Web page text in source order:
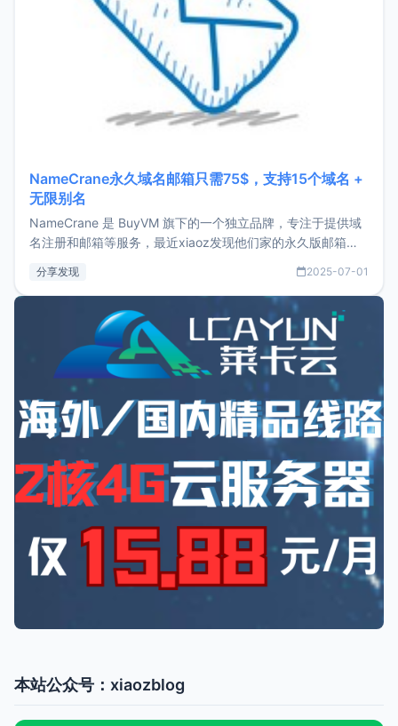
NameCrane永久域名邮箱只需75$，支持15个域名 +
无限别名
NameCrane 是 BuyVM 旗下的一个独立品牌，专注于提供域
名注册和邮箱等服务，最近xiaoz发现他们家的永久版邮箱服
又实惠的域名邮箱，不妨尝试一下 NameCrane。注册
NameCraneNameCrane不支持直接注册，必须要购买
分享发现 2025-07-01
本站公众号：xiaozblog